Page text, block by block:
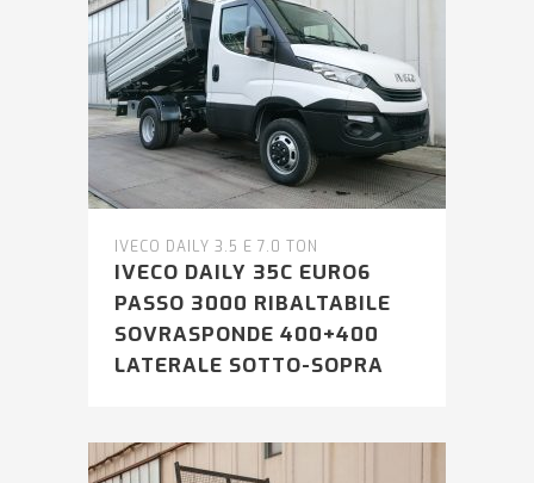
IVECO DAILY 3.5 E 7.0 TON
IVECO DAILY 35C EURO6
PASSO 3000 RIBALTABILE
SOVRASPONDE 400+400
LATERALE SOTTO-SOPRA